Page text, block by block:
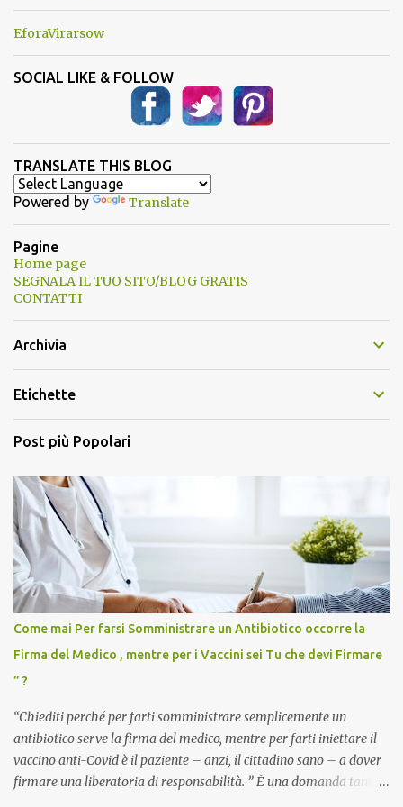
EforaVirarsow
SOCIAL LIKE & FOLLOW
TRANSLATE THIS BLOG
Powered by Translate
Pagine
Home page
SEGNALA IL TUO SITO/BLOG GRATIS
CONTATTI
Archivia
Etichette
Post più Popolari
Come mai Per farsi Somministrare un Antibiotico occorre la
Firma del Medico , mentre per i Vaccini sei Tu che devi Firmare
” ?
“Chiediti perché per farti somministrare semplicemente un
antibiotico serve la firma del medico, mentre per farti iniettare il
vaccino anti-Covid è il paziente – anzi, il cittadino sano – a dover
firmare una liberatoria di responsabilità. ” È una domanda tanto